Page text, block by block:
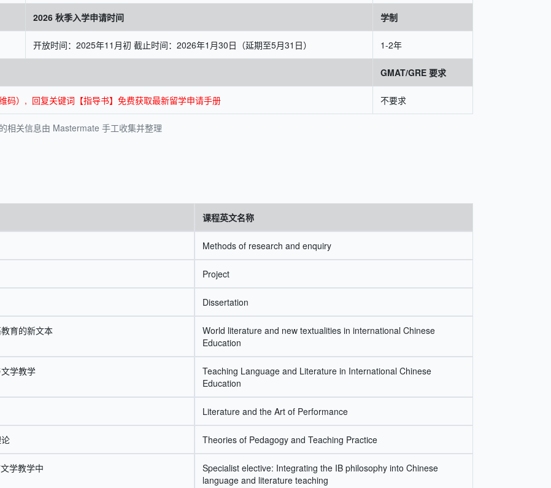
相关信息由 Mastermate 手工收集并整理
2026 秋季入学申请时间 学制
开放时间：2025年11月初 截止时间：2026年1月30日（延期至5月31日） 1-2年
GMAT/GRE 要求
码）, 回复关键词【指导书】免费获取最新留学申请手册 不要求
课程英文名称
Methods of research and enquiry
Project
Dissertation
育的新文本
World literature and new textualities in international Chinese
Education
学教学
Teaching Language and Literature in International Chinese
Education
Literature and the Art of Performance
Theories of Pedagogy and Teaching Practice
学教学中
Specialist elective: Integrating the IB philosophy into Chinese
language and literature teaching